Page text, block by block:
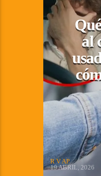
al
R V AP
19 ABRIL, 2026